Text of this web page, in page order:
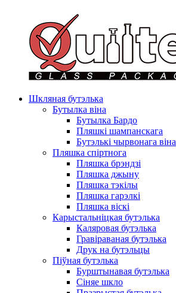
Шкляная бутэлька
Бутылка віна
Бутылка Бардо
Пляшкі шампанскага
Бутэлькі чырвонага віна
Пляшка спіртнога
Пляшка брэндзі
Пляшка джыну
Пляшка тэкілы
Пляшка гарэлкі
Пляшка віскі
Карыстальніцкая бутэлька
Каляровая бутэлька
Гравіраваная бутэлька
Друк на бутэльцы
Піўная бутэлька
Бурштынавая бутэлька
Сіняе шкло